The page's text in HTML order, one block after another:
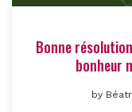
Bonne
bonheur
by